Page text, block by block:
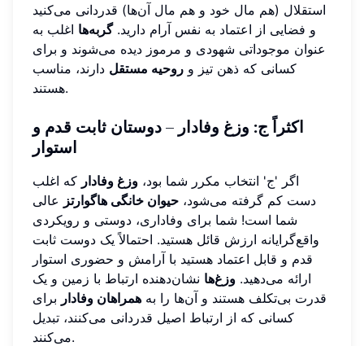
استقلال (هم مال خود و هم مال آن‌ها) قدردانی می‌کنید
و فضایی از اعتماد به نفس آرام دارید.گربه‌ها اغلب به
عنوان موجوداتی شهودی و مرموز دیده می‌شوند و برای
کسانی که ذهن تیز و روحیه مستقل دارند، مناسب
هستند.
اکثراً ج: وزغ وفادار – دوستان ثابت قدم و
استوار
اگر 'ج' انتخاب مکرر شما بود، وزغ وفادار که اغلب
دست کم گرفته می‌شود، حیوان خانگی هاگوارتز عالی
شما است! شما برای وفاداری، دوستی و رویکردی
واقع‌گرایانه ارزش قائل هستید. احتمالاً یک دوست ثابت
قدم و قابل اعتماد هستید با آرامش و حضوری استوار
ارائه می‌دهید. وزغ‌ها نشان‌دهنده ارتباط با زمین و یک
قدرت بی‌تکلف هستند و آن‌ها را به همراهان وفادار برای
کسانی که از ارتباط اصیل قدردانی می‌کنند، تبدیل
می‌کنند.